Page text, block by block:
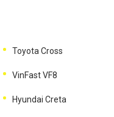
Toyota Cross
VinFast VF8
Hyundai Creta